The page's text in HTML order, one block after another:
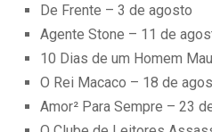
De Frente – 3 de agosto
Agente Stone – 11 de
10 Dias de um Homem
O Rei Macaco – 18 de
Amor² Para Sempre – 23